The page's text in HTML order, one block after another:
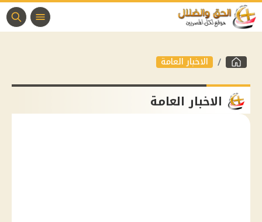
الاخبار العامة
الاخبار العامة